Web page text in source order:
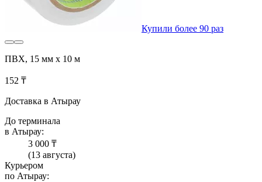
Купили более 90 раз
ПВХ, 15 мм х 10 м
152 ₸
Доставка в Атырау
До терминала
в Атырау:
3 000 ₸
(13 августа)
Курьером
по Атырау: